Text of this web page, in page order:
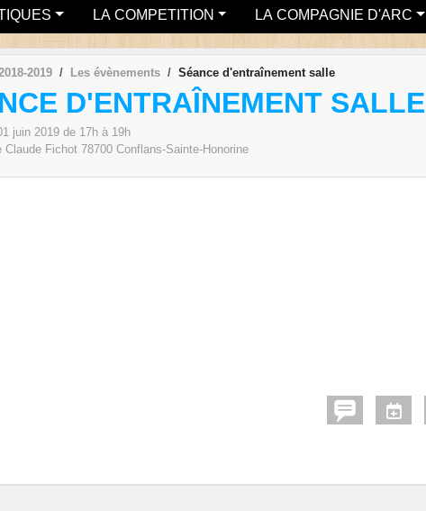
LA COMPETITION LA COMPAGNIE D'ARC
2019 Les évènements Séance d'entraînement salle
D'ENTRAÎNEMENT SALLE
juin 2019 de 17h à 19h
Claude Fichot 78700 Conflans-Sainte-Honorine